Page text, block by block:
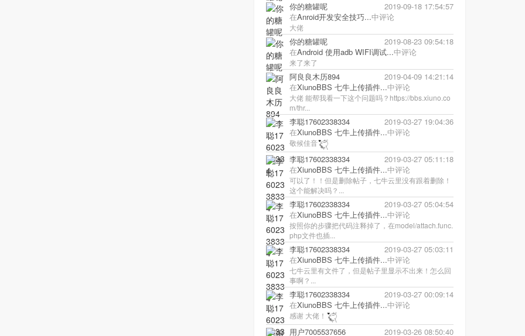
你的糖罐呢
2019-09-18 17:54:57
在Anroid开发安全技巧...中评论
大佬
你的糖罐呢
2019-08-23 09:54:18
在Android 使用adb WIFI调试...中评论
来了来了
阿良良木历894
2019-04-09 14:21:14
在XiunoBBS 七牛上传插件...中评论
大佬 能帮我看一下这个问题吗？https://bbs.xiuno.co
m/thr...
李聪17602338334
2019-03-27 19:04:36
在XiunoBBS 七牛上传插件...中评论
敬候佳音
李聪17602338334
2019-03-27 05:11:18
在XiunoBBS 七牛上传插件...中评论
可以了！！但是删除帖子，七牛云里没有跟着删除！
这个能解决吗？...
李聪17602338334
2019-03-27 05:04:54
在XiunoBBS 七牛上传插件...中评论
按照你的步骤把代码注释掉了，在model/attach.func.
php文件也插...
李聪17602338334
2019-03-27 05:03:11
在XiunoBBS 七牛上传插件...中评论
七牛云里有文件了，但是帖子里显示不出来！怎么回
事啊？...
李聪17602338334
2019-03-27 00:09:14
在XiunoBBS 七牛上传插件...中评论
感谢 大佬！
用户7005537656 2019-03-26 08:50:40